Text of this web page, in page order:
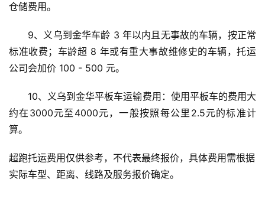
仓储费用。
9、义乌到金华车龄 3 年以内且无事故的车辆，按正常
标准收费；车龄超 8 年或有重大事故维修史的车辆，托运
公司会加价 100 - 500 元。
10、义乌到金华平板车运输费用：使用平板车的费用大
约在3000元至4000元，一般按照每公里2.5元的标准计
算。
超跑托运费用仅供参考，不代表最终报价，具体费用需根据
实际车型、距离、线路及服务报价确定。